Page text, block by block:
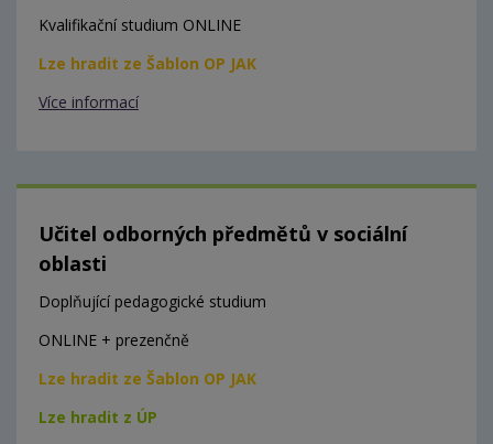
Kvalifikační studium ONLINE
Lze hradit ze Šablon OP JAK
Více informací
Učitel odborných předmětů v sociální
oblasti
Doplňující pedagogické studium
ONLINE + prezenčně
Lze hradit ze Šablon OP JAK
Lze hradit z ÚP